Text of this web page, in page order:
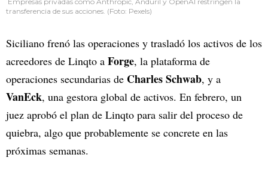
transferencia de sus acciones. (Foto: Pexels)
Siciliano frenó las operaciones y trasladó los activos de los
acreedores de Linqto a Forge, la plataforma de
operaciones secundarias de Charles Schwab, y a
VanEck, una gestora global de activos. En febrero, un
juez aprobó el plan de Linqto para salir del proceso de
quiebra, algo que probablemente se concrete en las
próximas semanas.